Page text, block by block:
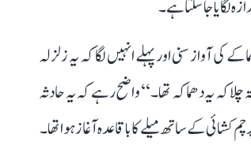
لگایا جا سکتا ہے۔
کی آواز سنی اور پہلے انہیں لگا کہ یہ زلزلہ
کہ یہ دھماکہ تھا۔‘‘ واضح رہے کہ یہ حادثہ
کے ساتھ میلے کا باقاعدہ آغاز ہوا تھا۔